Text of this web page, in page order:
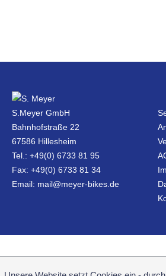
S.Meyer GmbH
Bahnhofstraße 22
67586 Hillesheim
Tel.: +49(0) 6733 81 95
Fax: +49(0) 6733 81 34
Email: mail@meyer-bikes.de